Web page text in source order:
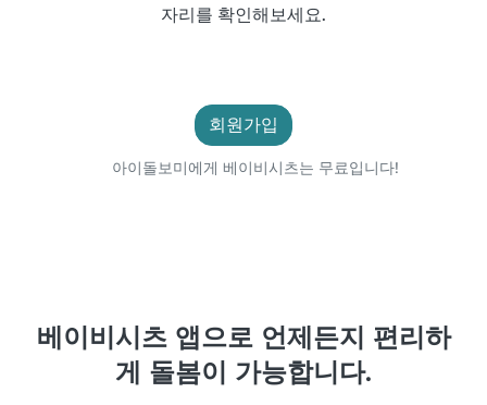
자리를 확인해보세요.
회원가입
아이돌보미에게 베이비시츠는 무료입니다!
베이비시츠 앱으로 언제든지 편리하
게 돌봄이 가능합니다.